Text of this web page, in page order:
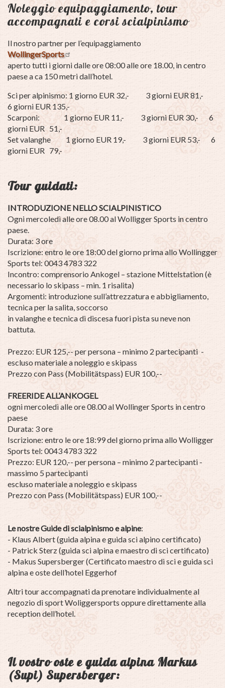
Noleggio equipaggiamento, tour
accompagnati e corsi scialpinismo
Il nostro partner per l’equipaggiamento
WollingerSports
aperto tutti i giorni dalle ore 08:00 alle ore 18.00, in centro
paese a ca 150 metri dall’hotel.
Sci per alpinismo: 1 giorno EUR 32,- 3 giorni EUR 81,-
6 giorni EUR 135,-
Scarponi: 1 giorno EUR 11,- 3 giorni EUR 30,- 6
giorni EUR 51,-
Set valanghe 1 giorno EUR 19,- 3 giorni EUR 53,- 6
giorni EUR 79,-
Tour guidati:
INTRODUZIONE NELLO SCIALPINISTICO
Ogni mercoledì alle ore 08.00 al Wolligger Sports in centro
paese.
Durata: 3 ore
Iscrizione: entro le ore 18:00 del giorno prima allo Wollingger
Sports tel: 0043 4783 322
Incontro: comprensorio Ankogel – stazione Mittelstation (è
necessario lo skipass – min. 1 risalita)
Argomenti: introduzione sull’attrezzatura e abbigliamento,
tecnica per la salita, soccorso
in valanghe e tecnica di discesa fuori pista su neve non
battuta.
Prezzo: EUR 125,-- per persona – minimo 2 partecipanti -
escluso materiale a noleggio e skipass
Prezzo con Pass (Mobilitätspass) EUR 100,--
FREERIDE ALL’ANKOGEL
ogni mercoledì alle ore 08.00 al Wollinger Sports in centro
paese
Durata: 3 ore
Iscrizione: entro le ore 18:99 del giorno prima allo Wolligger
Sports tel: 0043 4783 322
Prezzo: EUR 120,-- per persona – minimo 2 partecipanti -
massimo 5 partecipanti
escluso materiale a noleggio e skipass
Prezzo con Pass (Mobilitätspass) EUR 100,--
Le nostre Guide di scialpinismo e alpine:
- Klaus Albert (guida alpina e guida sci alpino certificato)
- Patrick Sterz (guida sci alpina e maestro di sci certificato)
- Makus Supersberger (Certificato maestro di sci e guida sci
alpina e oste dell’hotel Eggerhof
Altri tour accompagnati da prenotare individualmente al
negozio di sport Woliggersports oppure direttamente alla
reception dell’hotel.
Il vostro oste e guida alpina Markus
(Supi) Supersberger: